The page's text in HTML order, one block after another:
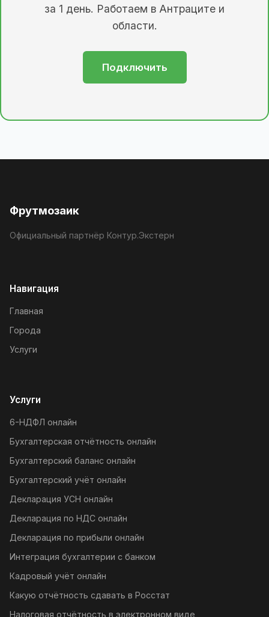
за 1 день. Работаем в Антраците и
области.
Подключить
Фрутмозаик
Официальный партнёр Контур.Экстерн
Навигация
Главная
Города
Услуги
Услуги
6-НДФЛ онлайн
Бухгалтерская отчётность онлайн
Бухгалтерский баланс онлайн
Бухгалтерский учёт онлайн
Декларация УСН онлайн
Декларация по НДС онлайн
Декларация по прибыли онлайн
Интеграция бухгалтерии с банком
Кадровый учёт онлайн
Какую отчётность сдавать в Росстат
Налоговая отчётность в электронном виде